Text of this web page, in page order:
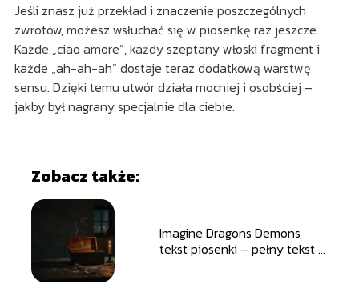
Jeśli znasz już przekład i znaczenie poszczególnych
zwrotów, możesz wsłuchać się w piosenkę raz jeszcze.
Każde „ciao amore”, każdy szeptany włoski fragment i
każde „ah-ah-ah” dostaje teraz dodatkową warstwę
sensu. Dzięki temu utwór działa mocniej i osobściej –
jakby był nagrany specjalnie dla ciebie.
Zobacz także:
Imagine Dragons Demons
tekst piosenki – pełny tekst i